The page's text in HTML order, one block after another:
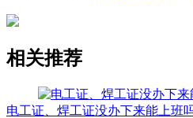
相关推荐
电工证、焊工证没办下来能上班